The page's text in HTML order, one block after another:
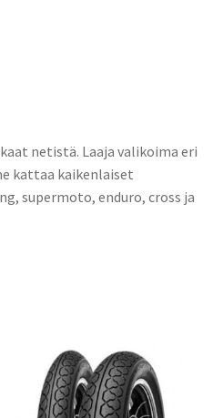
netistä. Laaja valikoima eri
kattaa kaikenlaiset
supermoto, enduro, cross ja